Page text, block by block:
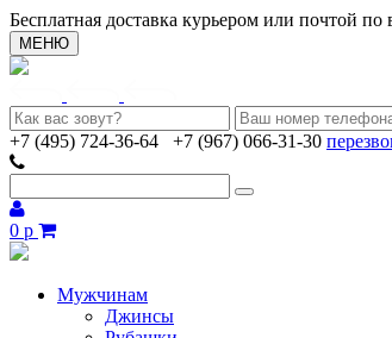
Бесплатная доставка курьером или почтой
МЕНЮ
+7 (495) 724-36-64 +7 (967) 066-31-30
0 р
Мужчинам
Джинсы